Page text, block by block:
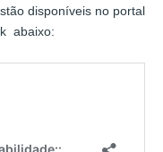
disponíveis no portal
abaixo: